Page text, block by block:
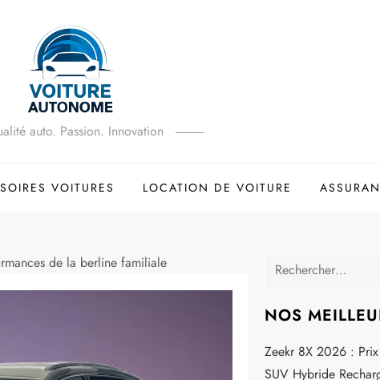
auto. Passion. Innovation
VOITURES LOCATION DE VOITURE
de la berline familiale Rechercher :
NOS
Zeekr 8X 2026 :
SUV Hybride